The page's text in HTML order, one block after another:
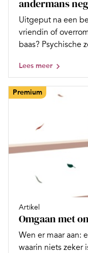
andermans
Uitgeput na een
vriendin of
baas? Psychische
Lees meer
Premium
Artikel
Omgaan met
Wen er maar aan:
waarin niets zeker